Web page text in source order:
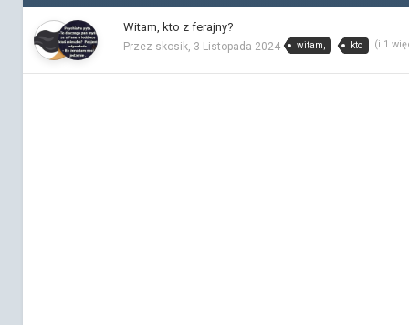
Witam, kto z ferajny?
Przez skosik, 3 Listopada 2024 witam, kto (i 1